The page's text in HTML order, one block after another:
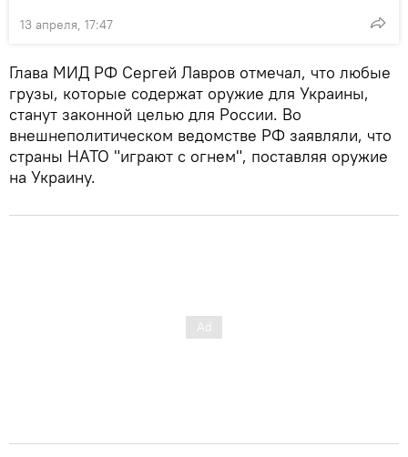
13 апреля, 17:47
Глава МИД РФ Сергей Лавров отмечал, что любые
грузы, которые содержат оружие для Украины,
станут законной целью для России. Во
внешнеполитическом ведомстве РФ заявляли, что
страны НАТО "играют с огнем", поставляя оружие
на Украину.